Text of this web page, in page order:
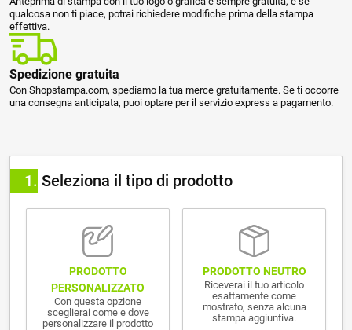
qualcosa non ti piace, potrai richiedere modifiche prima della stampa
effettiva.
Spedizione gratuita
Con Shopstampa.com, spediamo la tua merce gratuitamente. Se ti occorre
una consegna anticipata, puoi optare per il servizio express a pagamento.
1 Seleziona il tipo di prodotto
PRODOTTO
PERSONALIZZATO
Con questa opzione
sceglierai come e dove
personalizzare il prodotto
PRODOTTO NEUTRO
Riceverai il tuo articolo
esattamente come
mostrato, senza alcuna
stampa aggiuntiva.